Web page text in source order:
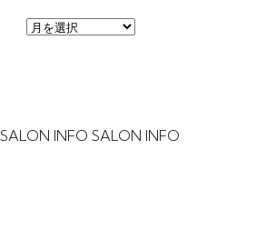
SALON INFO SALON INFO